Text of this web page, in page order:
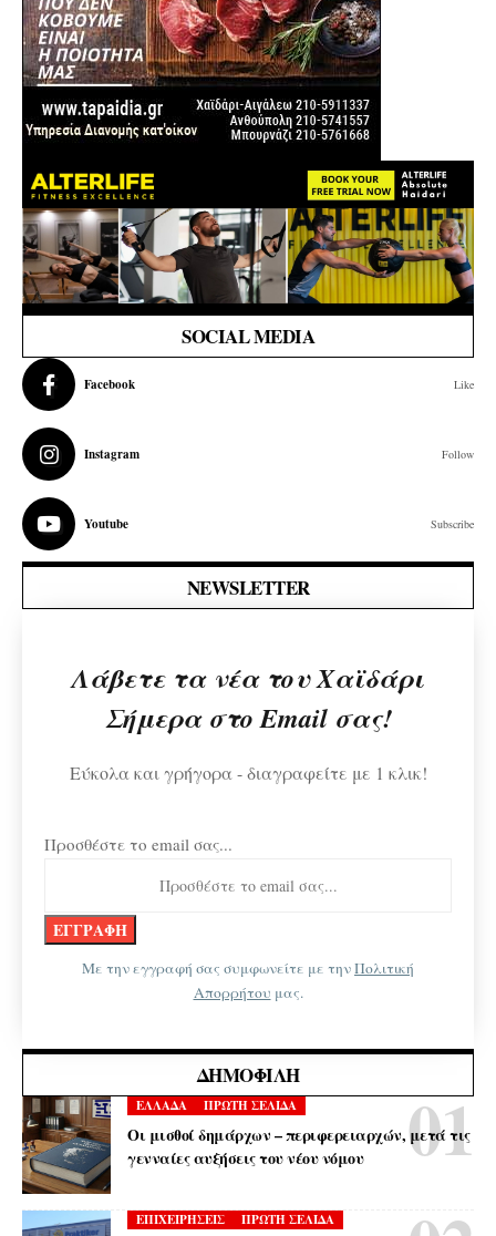
SOCIAL MEDIA
Facebook Like
Instagram Follow
Youtube Subscribe
NEWSLETTER
Λάβετε τα νέα του Χαϊδάρι
Σήμερα στο Email σας!
Εύκολα και γρήγορα - διαγραφείτε με 1 κλικ!
Προσθέστε το email σας...
Με την εγγραφή σας συμφωνείτε με τηνΠολιτική
Απορρήτου μας.
ΔΗΜΟΦΙΛΉ
ΕΛΛΑΔΑ ΠΡΩΤΗ ΣΕΛΙΔΑ
Οι μισθοί δημάρχων – περιφερειαρχών, μετά τις
γενναίες αυξήσεις του νέου νόμου
ΕΠΙΧΕΙΡΗΣΕΙΣ ΠΡΩΤΗ ΣΕΛΙΔΑ